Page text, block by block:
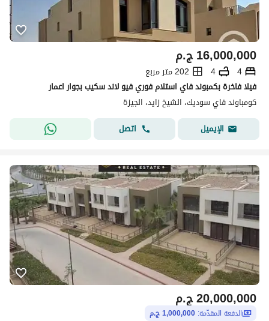
ج.م16,000,000
4
4
202 متر مربع
فيلا فاخرة بكمبوند فاي استلام فوري فيو لاند سكيب بجوار اعمار
كومباوند فاي سوديك، الشيخ زايد، الجيزة
الإيميل
اتصل
ج.م20,000,000
الدفعة المقدّمة: 1,000,000 ج.م